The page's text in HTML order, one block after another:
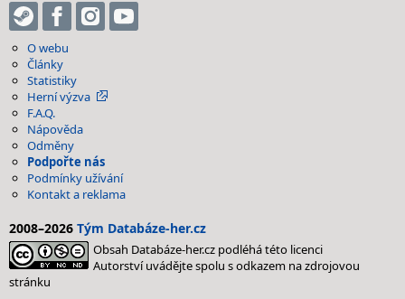
O webu
Články
Statistiky
Herní výzva
F.A.Q.
Nápověda
Odměny
Podpořte nás
Podmínky užívání
Kontakt a reklama
2008–2026 Tým Databáze-her.cz
Obsah Databáze-her.cz podléhá této licenci
Autorství uvádějte spolu s odkazem na zdrojovou
stránku